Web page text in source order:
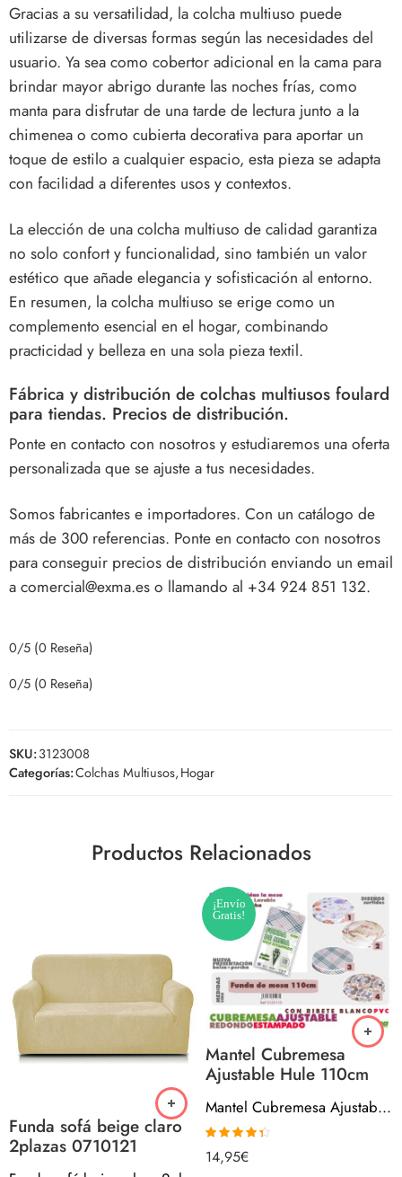
Gracias a su versatilidad, la colcha multiuso puede
utilizarse de diversas formas según las necesidades del
usuario. Ya sea como cobertor adicional en la cama para
brindar mayor abrigo durante las noches frías, como
manta para disfrutar de una tarde de lectura junto a la
chimenea o como cubierta decorativa para aportar un
toque de estilo a cualquier espacio, esta pieza se adapta
con facilidad a diferentes usos y contextos.
La elección de una colcha multiuso de calidad garantiza
no solo confort y funcionalidad, sino también un valor
estético que añade elegancia y sofisticación al entorno.
En resumen, la colcha multiuso se erige como un
complemento esencial en el hogar, combinando
practicidad y belleza en una sola pieza textil.
Fábrica y distribución de colchas multiusos foulard
para tiendas. Precios de distribución.
Ponte en contacto con nosotros y estudiaremos una oferta
personalizada que se ajuste a tus necesidades.
Somos fabricantes e importadores. Con un catálogo de
más de 300 referencias. Ponte en contacto con nosotros
para conseguir precios de distribución enviando un email
a comercial@exma.es o llamando al +34 924 851 132.
0/5 (0 Reseña)
0/5 (0 Reseña)
SKU:3123008
Categorías:Colchas Multiusos,Hogar
Productos Relacionados
Funda sofá beige claro
2plazas 0710121
¡Envío
Gratis!
Mantel Cubremesa
Ajustable Hule 110cm
Mantel Cubremesa Ajustable Hule 110cm
Valorado
con 4.33de
14,95€